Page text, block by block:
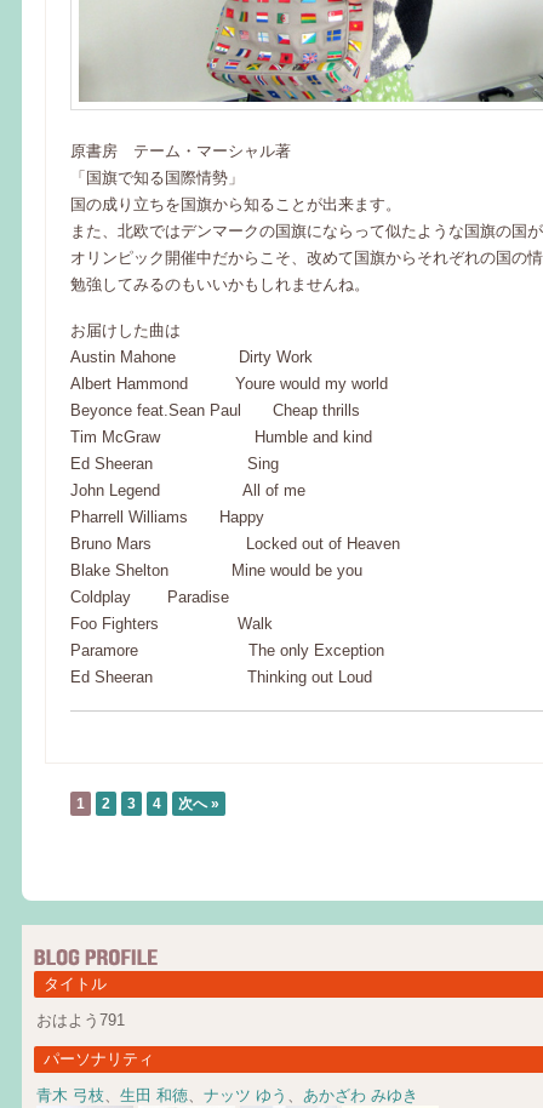
原書房 テーム・マーシャル著
「国旗で知る国際情勢」
国の成り立ちを国旗から知ることが出来ます。
また、北欧ではデンマークの国旗にならって似たような国旗の国
オリンピック開催中だからこそ、改めて国旗からそれぞれの国の
勉強してみるのもいいかもしれませんね。
お届けした曲は
Austin Mahone Dirty Work
Albert Hammond Youre would my world
Beyonce feat.Sean Paul Cheap thrills
Tim McGraw Humble and kind
Ed Sheeran Sing
John Legend All of me
Pharrell Williams Happy
Bruno Mars Locked out of Heaven
Blake Shelton Mine would be you
Coldplay Paradise
Foo Fighters Walk
Paramore The only Exception
Ed Sheeran Thinking out Loud
1 2 3 4 次へ »
タイトル
おはよう791
パーソナリティ
青木 弓枝
生田 和徳 ナッツ ゆう あかざわ みゆき